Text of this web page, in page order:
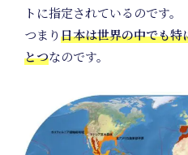
トに指定されているのです。
つまり日本は世界の中でも特
とつなのです。